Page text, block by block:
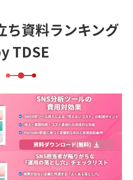
ち資料ランキング
TDSE